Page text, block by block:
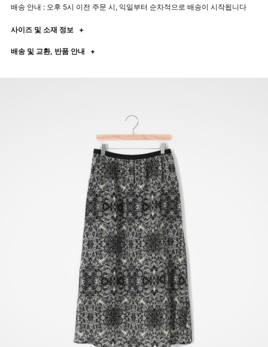
배송 안내 : 오후 5시 이전 주문 시, 익일부터 순차적으로 배송이 시작됩니다
사이즈 및 소재 정보 +
배송 및 교환, 반품 안내 +